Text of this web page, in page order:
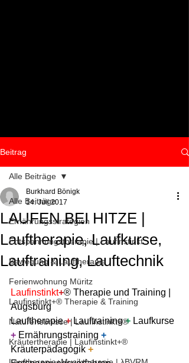
Beitrag
Alle Beiträge
Ernährungsstrategien
Entspannungstherapie | Laufinstinkt
Bewegung & Lauftherapie
Ferienwohnung Müritz
Laufinstinkt+® Therapie & Training
Naturerlebnisse | Laufinstinkt+®
Kräutertherapie | Laufinstinkt+®
Alle Beiträge
LAUFEN BEI HITZE |
Lauftherapie, Laufkurse,
Lauftraining, Lauftechnik
Burkhard Bönigk
14. Juli 2017
Laufinstinkt+® Therapie und Training |
Augsburg
Lauftherapie + Lauftraining + Laufkurse
+ Ernährungstraining +
Kräuterpädagogik +